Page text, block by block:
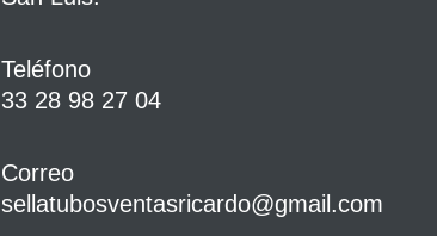
Teléfono
33 28 98 27 04
Correo
sellatubosventasricardo@gmail.com